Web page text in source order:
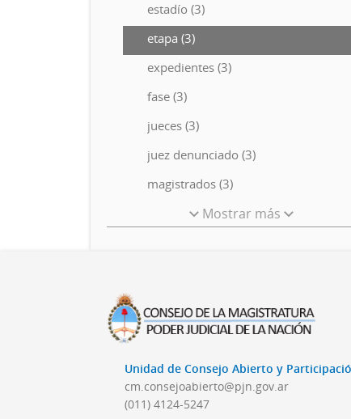
estadío (3)
etapa (3)
expedientes (3)
fase (3)
jueces (3)
juez denunciado (3)
magistrados (3)
Mostrar más
Unidad de Consejo Abierto y
cm.consejoabierto@pjn.gov.ar
(011) 4124-5247